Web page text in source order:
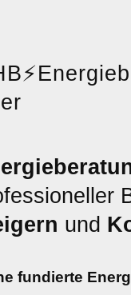
⚡
und
fundierte